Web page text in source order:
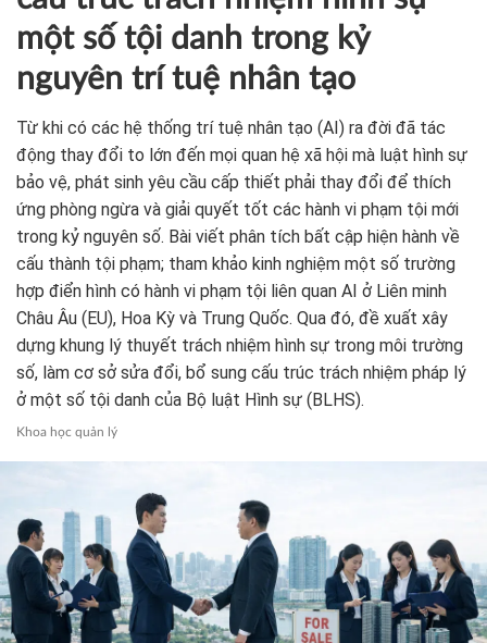
Yêu cầu sửa đổi Bộ luật Hình
sự Việt Nam và tham khảo tái
cấu trúc trách nhiệm hình sự
một số tội danh trong kỷ
nguyên trí tuệ nhân tạo
Từ khi có các hệ thống trí tuệ nhân tạo (AI) ra đời đã tác
động thay đổi to lớn đến mọi quan hệ xã hội mà luật hình sự
bảo vệ, phát sinh yêu cầu cấp thiết phải thay đổi để thích
ứng phòng ngừa và giải quyết tốt các hành vi phạm tội mới
trong kỷ nguyên số. Bài viết phân tích bất cập hiện hành về
cấu thành tội phạm; tham khảo kinh nghiệm một số trường
hợp điển hình có hành vi phạm tội liên quan AI ở Liên minh
Châu Âu (EU), Hoa Kỳ và Trung Quốc. Qua đó, đề xuất xây
dựng khung lý thuyết trách nhiệm hình sự trong môi trường
số, làm cơ sở sửa đổi, bổ sung cấu trúc trách nhiệm pháp lý
ở một số tội danh của Bộ luật Hình sự (BLHS).
Khoa học quản lý